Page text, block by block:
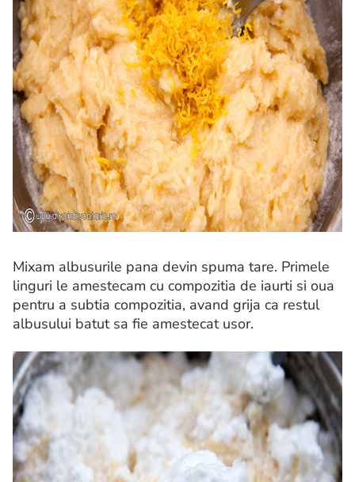
Mixam albusurile pana devin spuma tare. Primele
linguri le amestecam cu compozitia de iaurti si oua
pentru a subtia compozitia, avand grija ca restul
albusului batut sa fie amestecat usor.